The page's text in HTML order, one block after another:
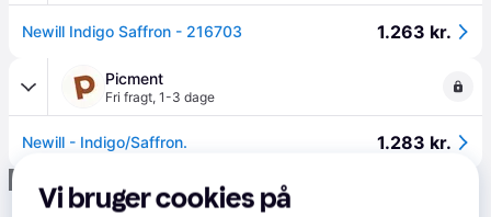
Newill Indigo Saffron - 216703 1.263 kr.
Picment
Fri fragt, 1-3 dage
Newill - Indigo/Saffron. 1.283 kr.
Vi bruger cookies på